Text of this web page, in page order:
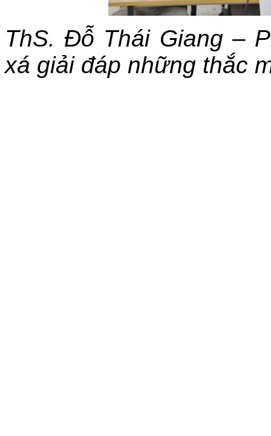
ThS. Đỗ Thái Giang –
xá giải đáp những thắc